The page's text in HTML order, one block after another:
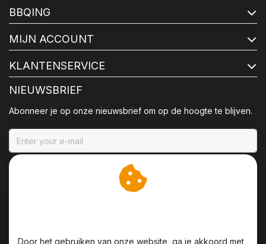
BBQING
MIJN ACCOUNT
KLANTENSERVICE
NIEUWSBRIEF
Abonneer je op onze nieuwsbrief om op de hoogte te blijven.
Door het gebruiken van onze website, ga je akkoord met